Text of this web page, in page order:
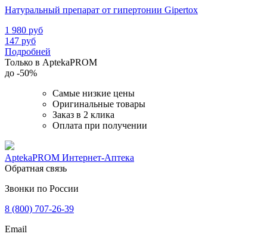
Натуральный препарат от гипертонии Gipertox
1 980 руб
147 руб
Подробней
Только в AptekaPROM
до -50%
Самые низкие цены
Оригинальные товары
Заказ в 2 клика
Оплата при получении
AptekaPROM Интернет-Аптека
Обратная связь
Звонки по России
8 (800) 707-26-39
Email